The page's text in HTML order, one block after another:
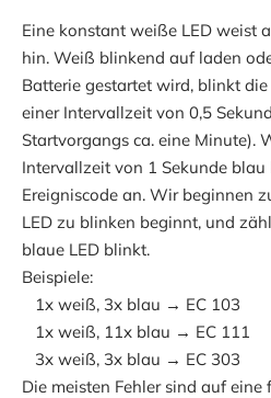
Eine konstant weiße LED weist
hin. Weiß blinkend auf laden
Batterie gestartet wird, blinkt
einer Intervallzeit von 0,5
Startvorgangs ca. eine Minute).
Intervallzeit von 1 Sekunde
Ereigniscode an. Wir beginnen
LED zu blinken beginnt, und
blaue LED blinkt.
Beispiele:
1x weiß, 3x blau → EC 103
1x weiß, 11x blau → EC 111
3x weiß, 3x blau → EC 303
Die meisten Fehler sind auf eine